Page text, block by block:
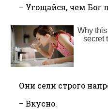
– Угощайся, чем Бог
Они сели строго
– Вкусно.